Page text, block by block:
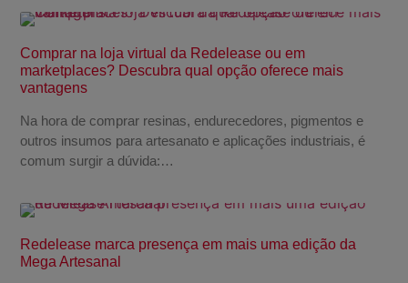
Comprar na loja virtual da Redelease ou em
marketplaces? Descubra qual opção oferece mais
vantagens
Na hora de comprar resinas, endurecedores, pigmentos e
outros insumos para artesanato e aplicações industriais, é
comum surgir a dúvida:…
Redelease marca presença em mais uma edição da
Mega Artesanal